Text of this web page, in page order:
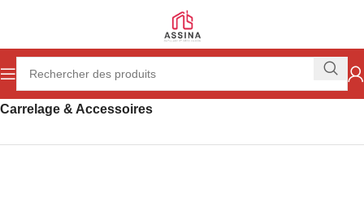
Accueil Revêtement des sols & des Surfaces
Carrelage & Accessoires